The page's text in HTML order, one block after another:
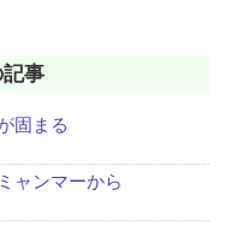
事
固まる
ャンマーから